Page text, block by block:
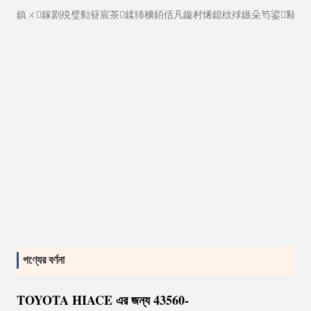
鎮ㄨ鎵剧殑璧勬簮宸茶鍒犻櫎銆佸凡鏇村悕鎴栨殏鏃朵笉鍙敤銆:
পণ্যের বর্ণনা
TOYOTA HIACE এর জন্য 43560-